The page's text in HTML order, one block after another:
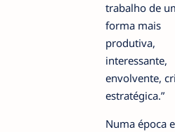
trabalho de
forma mais
produtiva,
interessante,
envolvente,
estratégica.”
Numa época